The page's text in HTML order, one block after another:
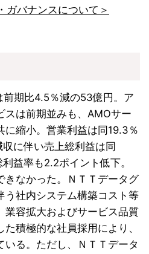
ガバナンスについて＞
期比4.5％減の53億円。ア
スは前期並みも、AMOサー
に縮小。営業利益は同19.3％
に伴い売上総利益は同
益率も2.2ポイント低下。
きなかった。ＮＴＴデータグ
う社内システム構築コスト等
業容拡大およびサービス品質
積極的な社員採用により、
いる。ただし、ＮＴＴデータ